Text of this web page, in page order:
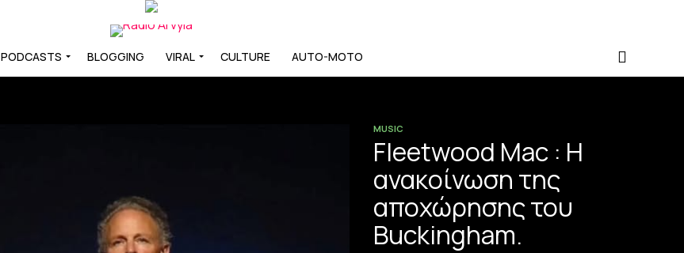
PODCASTS BLOGGING VIRAL CULTURE AUTO-MOTO
MUSIC
Fleetwood Mac : Η
ανακοίνωση της
αποχώρησης του
Buckingham.